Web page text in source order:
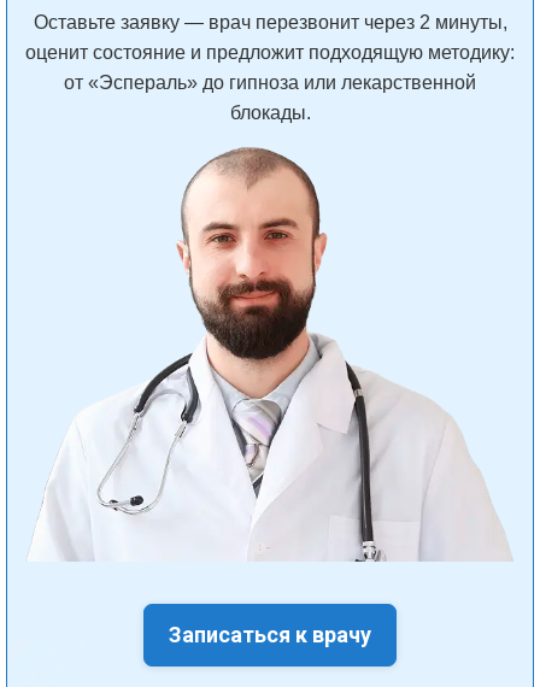
Оставьте заявку — врач перезвонит через 2 минуты,
оценит состояние и предложит подходящую методику:
от «Эспераль» до гипноза или лекарственной
блокады.
Записаться к врачу